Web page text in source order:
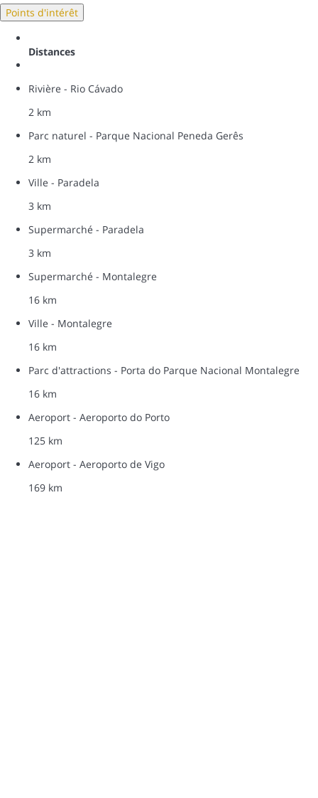
Points d'intérêt
Distances
Rivière - Rio Cávado
2 km
Parc naturel - Parque Nacional Peneda Gerês
2 km
Ville - Paradela
3 km
Supermarché - Paradela
3 km
Supermarché - Montalegre
16 km
Ville - Montalegre
16 km
Parc d'attractions - Porta do Parque Nacional Montalegre
16 km
Aeroport - Aeroporto do Porto
125 km
Aeroport - Aeroporto de Vigo
169 km